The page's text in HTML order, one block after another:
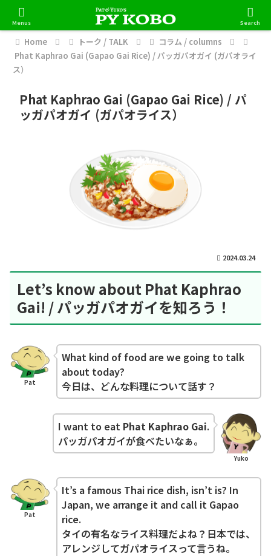
Home トーク / TALK
コラム / columns
Phat Kaphrao Gai (Gapao Gai Rice) / パッガパオガイ (ガパオライ
ス）
Phat Kaphrao Gai (Gapao Gai Rice) / パ
ッガパオガイ (ガパオライス）
2024.03.24
Let’s know about Phat Kaphrao
Gai! / パッガパオガイを知ろう！
Pat
What kind of food are we going to talk
about today?
今日は、どんな料理について話す？
Yuko
I want to eat Phat Kaphrao Gai.
パッガパオガイが食べたいなぁ。
Pat
It’s a famous Thai rice dish, isn’t is? In
Japan, we arrange it and call it Gapao
rice.
タイの有名なライス料理だよね？日本では、
アレンジしてガパオライスって言うね。
Menus Search